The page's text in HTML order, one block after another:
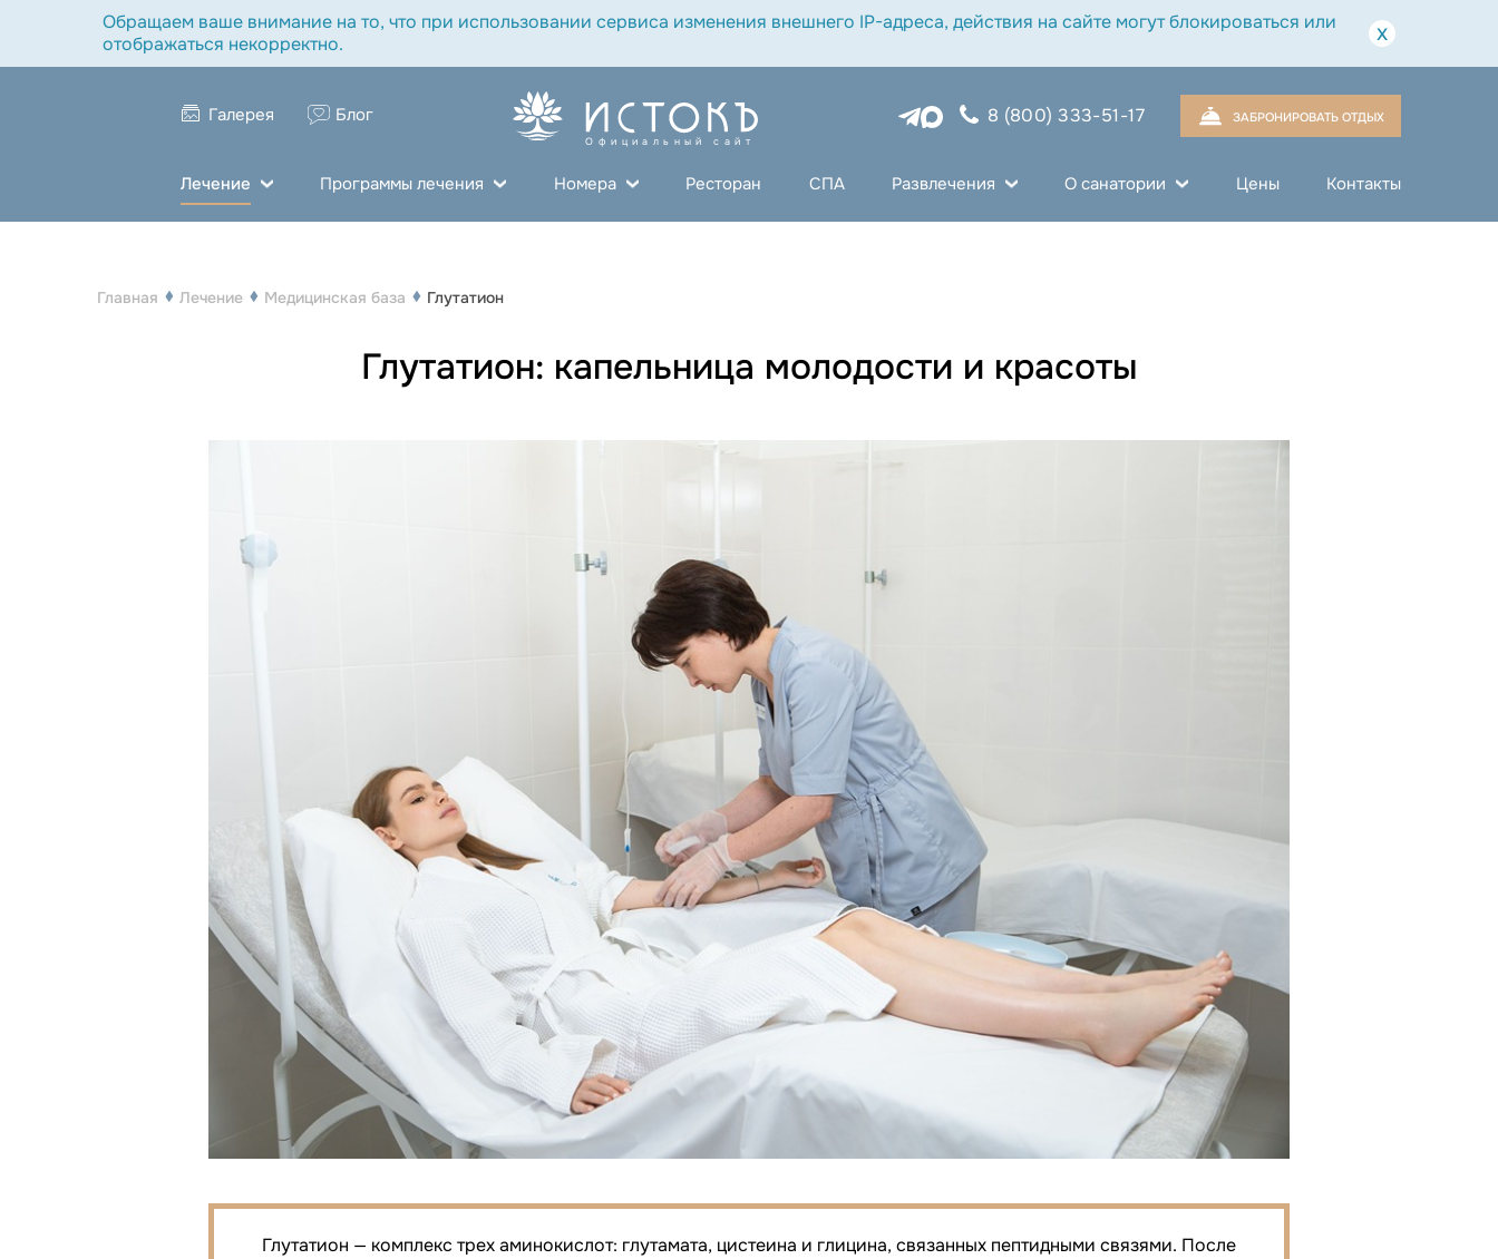
Обращаем ваше внимание на то, что при использовании сервиса изменения внешнего IP-адреса, действия на сайте могут блокироваться или
отображаться некорректно.
x
Галерея Блог
Официальный сайт
8 (800) 333-51-17 ЗАБРОНИРОВАТЬ ОТДЫХ
Лечение Программы лечения Номера Ресторан СПА Развлечения О санатории Цены Контакты
Главная Лечение Медицинская база Глутатион
Глутатион: капельница молодости и красоты
Глутатион — комплекс трех аминокислот: глутамата, цистеина и глицина, связанных пептидными связями. После